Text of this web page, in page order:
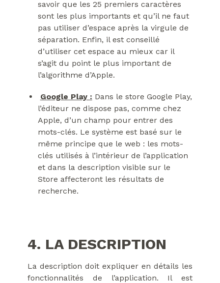
savoir que les 25 premiers caractères
sont les plus importants et qu’il ne faut
pas utiliser d’espace après la virgule de
séparation. Enfin, il est conseillé
d’utiliser cet espace au mieux car il
s’agit du point le plus important de
l’algorithme d’Apple.
Google Play : Dans le store Google Play,
l’éditeur ne dispose pas, comme chez
Apple, d’un champ pour entrer des
mots-clés. Le système est basé sur le
même principe que le web : les mots-
clés utilisés à l’intérieur de l’application
et dans la description visible sur le
Store affecteront les résultats de
recherche.
4. LA DESCRIPTION
La description doit expliquer en détails les
fonctionnalités de l’application. Il est